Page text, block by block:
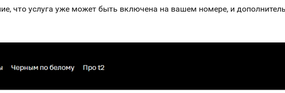
что услуга уже может быть включена на вашем номере, и